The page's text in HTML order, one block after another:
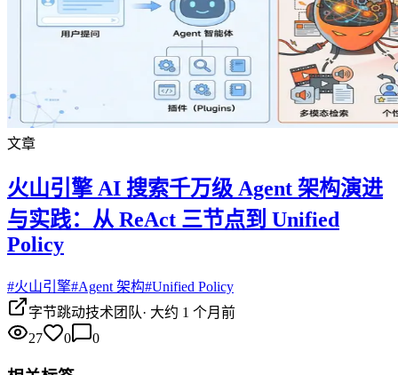
文章
火山引擎 AI 搜索千万级 Agent 架构演进
与实践：从 ReAct 三节点到 Unified
Policy
#火山引擎#Agent 架构#Unified Policy
字节跳动技术团队· 大约 1 个月前
27
0 0